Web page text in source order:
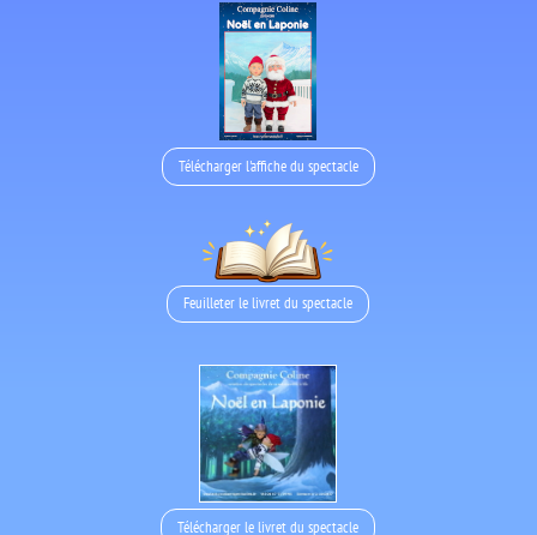
Télécharger l'affiche du spectacle
Feuilleter le livret du spectacle
Télécharger le livret du spectacle